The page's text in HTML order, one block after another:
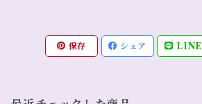
保存 シェア LINE